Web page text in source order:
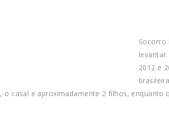
Socorro
2012 e
casal e aproximadamente 2 filhos, enquanto